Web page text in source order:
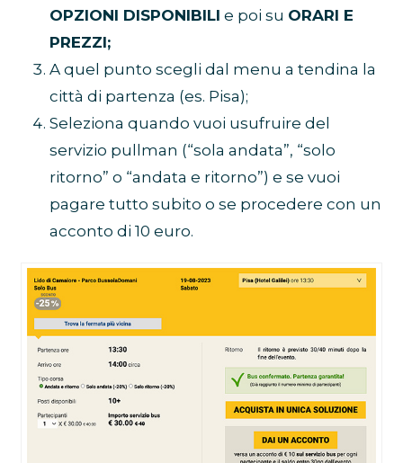
OPZIONI DISPONIBILI e poi su ORARI E
PREZZI;
A quel punto scegli dal menu a tendina la
città di partenza (es. Pisa);
Seleziona quando vuoi usufruire del
servizio pullman (“sola andata”, “solo
ritorno” o “andata e ritorno”) e se vuoi
pagare tutto subito o se procedere con un
acconto di 10 euro.